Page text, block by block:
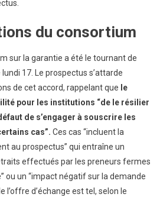
du consortium
sur la garantie a été le tournant de
17. Le prospectus s’attarde
de cet accord, rappelant que le
pour les institutions “de le résilier
de s’engager à souscrire les
cas”. Ces cas “incluent la
au prospectus” qui entraîne un
effectués par les preneurs fermes
ou un “impact négatif sur la demande
l’offre d’échange est tel, selon le